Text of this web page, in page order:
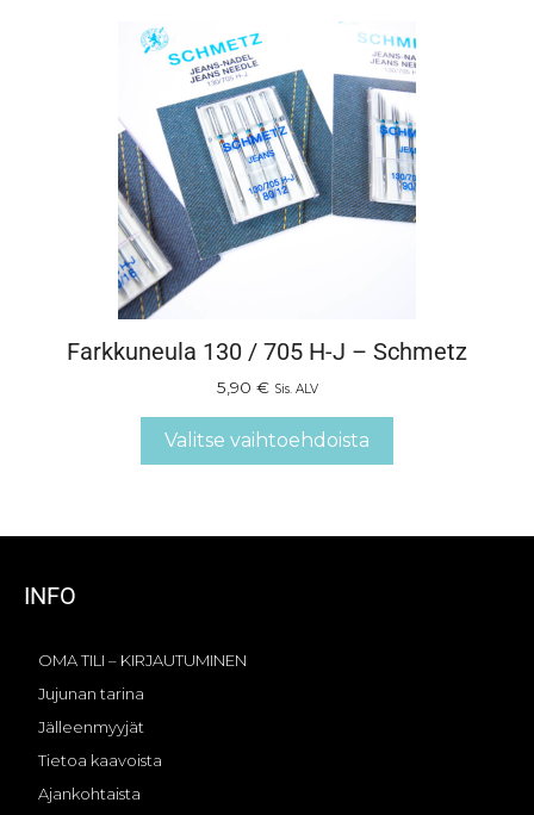
Farkkuneula 130 / 705 H-J – Schmetz
5,90 € Sis. ALV
Valitse vaihtoehdoista
INFO
OMA TILI – KIRJAUTUMINEN
Jujunan tarina
Jälleenmyyjät
Tietoa kaavoista
Ajankohtaista